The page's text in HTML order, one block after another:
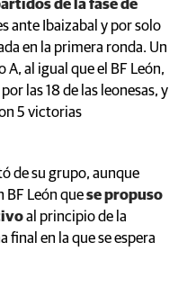
de la fase de
ante Ibaizabal y por solo
en la primera ronda. Un
al igual que el BF León,
las 18 de las leonesas, y
5 victorias
de su grupo, aunque
BF León quese propuso
al principio de la
final en la que se espera